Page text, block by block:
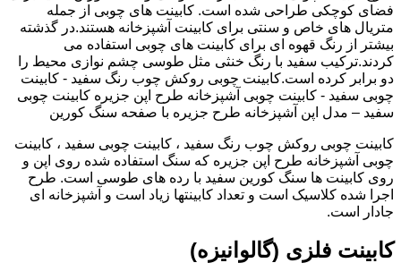
فضای کوچکی طراحی شده است. کابینت های چوبی از جمله
متریال های خاص و سنتی برای کابینت آشپزخانه هستند.در گذشته
بیشتر از رنگ قهوه ای برای کابینت های چوبی استفاده می
کردند.ترکیب سفید با رنگ خنثی مثل طوسی چشم نوازی محیط را
دو برابر کرده است.کابینت چوبی روکش چوب رنگ سفید - کابینت
چوبی سفید - کابینت چوبی آشپزخانه طرح اپن جزیره کابینت چوبی
سفید – مدل اپن آشپزخانه طرح جزیره با صفحه سنگ کورین
کابینت چوبی روکش چوب رنگ سفید ، کابینت چوبی سفید ، کابینت
چوبی آشپزخانه طرح اپن جزیره که سنگ استفاده شده روی اپن و
روی کابینت ها سنگ کورین سفید با رده های طوسی است. طرح
اجرا شده کلاسیک است و تعداد کابینتها زیاد است و آشپزخانه ای
جادار است.
کابینت فلزی (گالوانیزه)